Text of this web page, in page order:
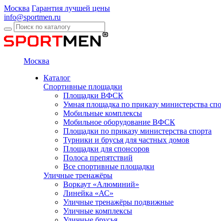
Москва Гарантия лучшей цены
info@sportmen.ru
Москва
Каталог
Спортивные площадки
Площадки ВФСК
Умная площадка по приказу министерства
Мобильные комплексы
Мобильное оборудование ВФСК
Площадки по приказу министерства спорта
Турники и брусья для частных домов
Площадки для спонсоров
Полоса препятствий
Все спортивные площадки
Уличные тренажёры
Воркаут «Алюминий»
Линейка «АС»
Уличные тренажёры подвижные
Уличные комплексы